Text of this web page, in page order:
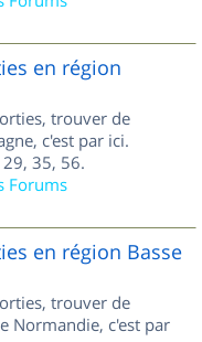
en région
trouver de
c'est par ici.
35, 56.
Forums
en région Basse
trouver de
Normandie, c'est par